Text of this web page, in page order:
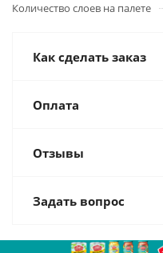
Количество слоев на палете
Как сделать заказ
Оплата
Отзывы
Задать вопрос